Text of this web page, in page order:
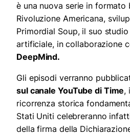
è una nuova serie in formato
Rivoluzione Americana,
Primordial Soup, il suo
artificiale, in collaborazione
DeepMind.
Gli episodi verranno
sul canale YouTube di Time,
ricorrenza storica
Stati Uniti celebreranno
della firma della